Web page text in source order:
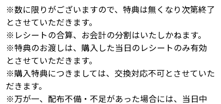
※数に限りがございますので、特典は無くなり次第終了
とさせていただきます。
※レシートの合算、お会計の分割はいたしかねます。
※特典のお渡しは、購入した当日のレシートのみ有効
とさせていただきます。
※購入特典につきましては、交換対応不可とさせていた
だきます。
※万が一、配布不備・不足があった場合には、当日中